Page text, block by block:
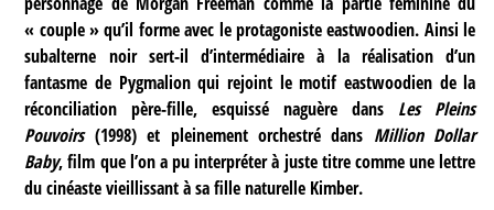
« couple » qu’il forme avec le protagoniste eastwoodien. Ainsi le
subalterne noir sert-il d’intermédiaire à la réalisation d’un
fantasme de Pygmalion qui rejoint le motif eastwoodien de la
réconciliation père-fille, esquissé naguère dans Les Pleins
Pouvoirs(1998) et pleinement orchestré dans Million Dollar
Baby, film que l’on a pu interpréter à juste titre comme une lettre
du cinéaste vieillissant à sa fille naturelle Kimber.